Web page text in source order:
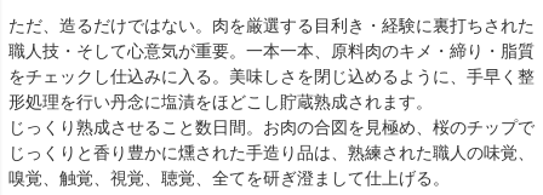
ただ、造るだけではない。肉を厳選する目利き・経験に裏打ちされた
職人技・そして心意気が重要。一本一本、原料肉のキメ・締り・脂質
をチェックし仕込みに入る。美味しさを閉じ込めるように、手早く整
形処理を行い丹念に塩漬をほどこし貯蔵熟成されます。
じっくり熟成させること数日間。お肉の合図を見極め、桜のチップで
じっくりと香り豊かに燻された手造り品は、熟練された職人の味覚、
嗅覚、触覚、視覚、聴覚、全てを研ぎ澄まして仕上げる。